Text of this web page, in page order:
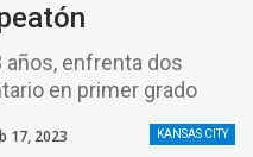
enfrenta dos
en primer grado
KANSAS CITY
17, 2023